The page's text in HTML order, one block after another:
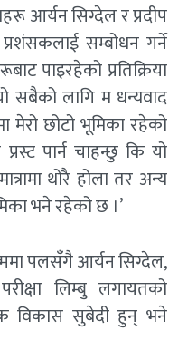
आर्यन सिग्देल र प्रदीप
सम्बोधन गर्ने
पाइरहेको प्रतिक्रिया
सबैको लागि म धन्यवाद
मेरो छोटो भूमिका रहेको
पार्न चाहन्छु कि यो
थोरै होला तर अन्य
भने रहेको छ ।’
पलसँगै आर्यन सिग्देल,
लिम्बु लगायतको
सुबेदी हुन् भने